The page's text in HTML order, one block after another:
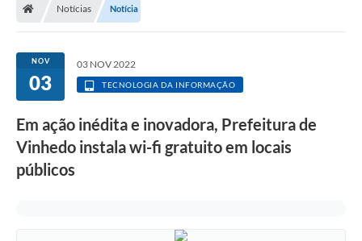
Licitações
Transparência
Concursos e Processos Seletivos
Notícias Notícia
NOV
03
03 NOV 2022
TECNOLOGIA DA INFORMAÇÃO
Em ação inédita e inovadora, Prefeitura de
Vinhedo instala wi-fi gratuito em locais
públicos